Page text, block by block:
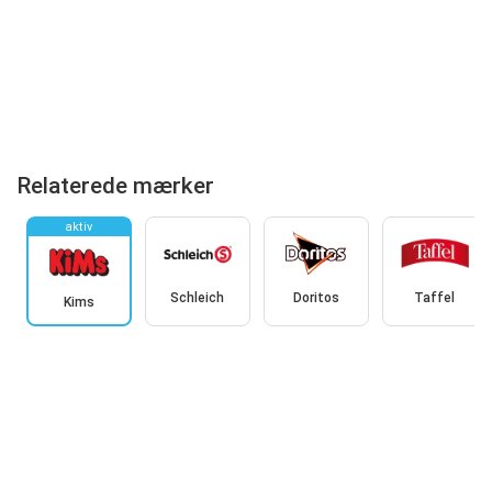
Relaterede mærker
aktiv
Kims Schleich Doritos Taffel